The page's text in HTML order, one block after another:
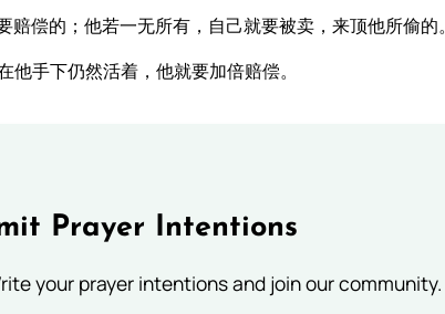
偿的；他若一无所有，自己就要被卖，来顶他所偷的。
手下仍然活着，他就要加倍赔偿。
Prayer Intentions
your prayer intentions and join our community.